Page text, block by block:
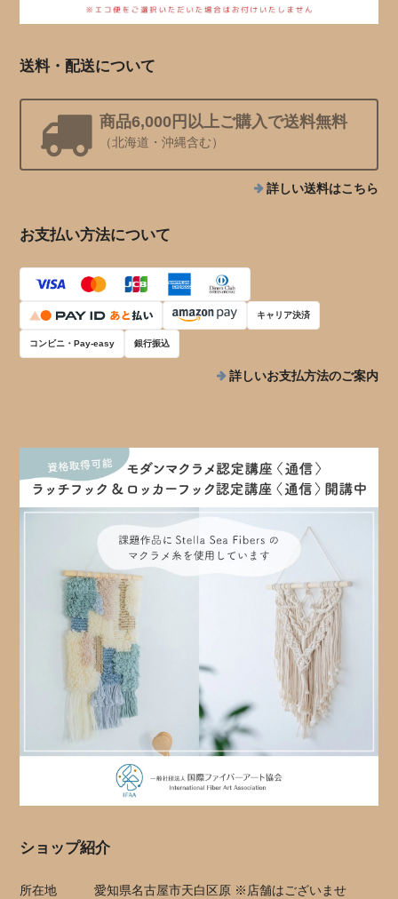
送料・配送について
商品6,000円以上ご購入で送料無料
（北海道・沖縄含む）
詳しい送料はこちら
お支払い方法について
キャリア決済
コンビニ・Pay-easy 銀行振込
詳しいお支払方法のご案内
ショップ紹介
所在地
愛知県名古屋市天白区原 ※店舗はございませ